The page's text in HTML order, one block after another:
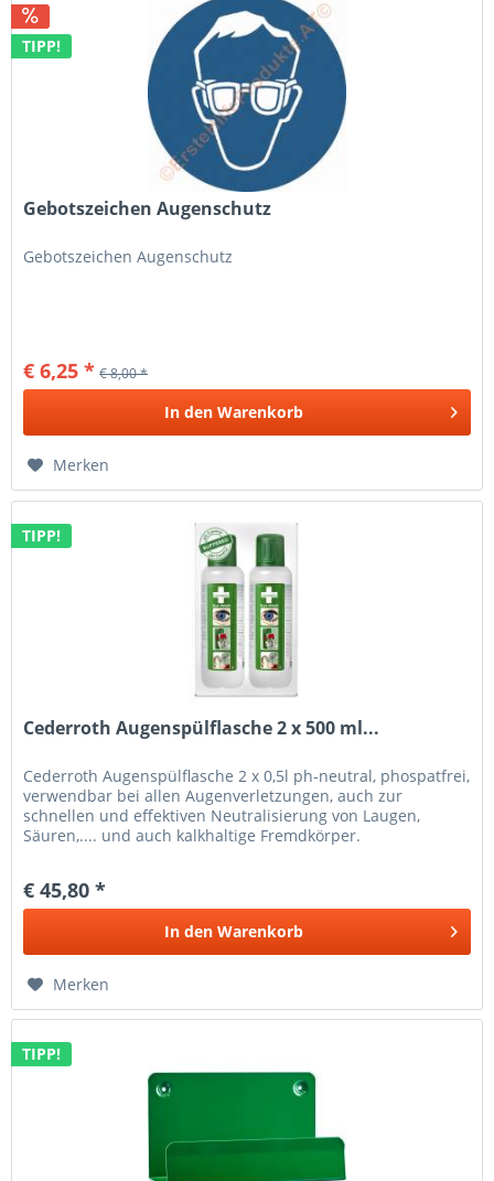
TIPP!
Gebotszeichen Augenschutz
Gebotszeichen Augenschutz
€ 6,25 * € 8,00 *
In den Warenkorb
Merken
TIPP!
Cederroth Augenspülflasche 2 x 500 ml...
Cederroth Augenspülflasche 2 x 0,5l ph-neutral, phospatfrei,
verwendbar bei allen Augenverletzungen, auch zur
schnellen und effektiven Neutralisierung von Laugen,
Säuren,.... und auch kalkhaltige Fremdkörper.
€ 45,80 *
In den Warenkorb
Merken
TIPP!